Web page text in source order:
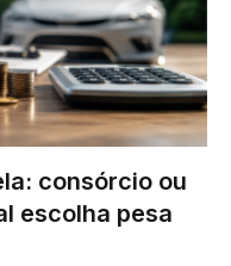
consórcio ou
escolha pesa